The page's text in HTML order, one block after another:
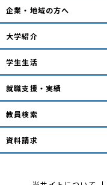
企業・地域の方へ
大学紹介
学生生活
就職支援・実績
教員検索
資料請求